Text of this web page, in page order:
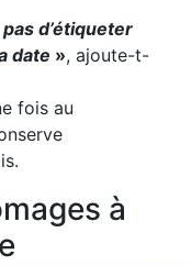
pas d’étiqueter
date », ajoute-t-
fois au
à